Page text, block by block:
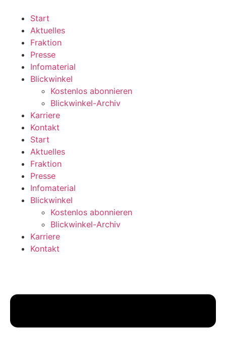
wechseln
Start
Aktuelles
Fraktion
Presse
Infomaterial
Blickwinkel
Kostenlos abonnieren
Blickwinkel-Archiv
Karriere
Kontakt
Start
Aktuelles
Fraktion
Presse
Infomaterial
Blickwinkel
Kostenlos abonnieren
Blickwinkel-Archiv
Karriere
Kontakt